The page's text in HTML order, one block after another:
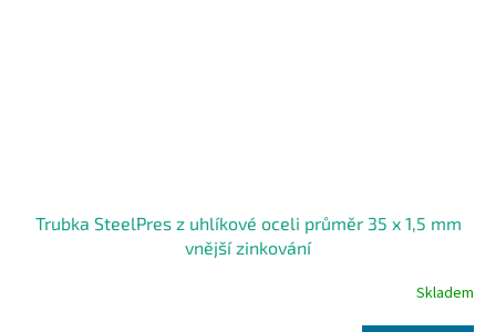
Trubka SteelPres z uhlíkové oceli průměr 35 x 1,5 mm
vnější zinkování
Skladem